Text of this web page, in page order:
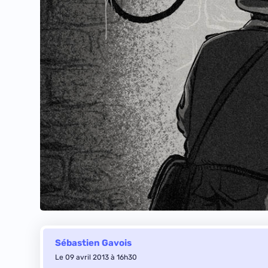
Sébastien Gavois
Le 09 avril 2013 à 16h30